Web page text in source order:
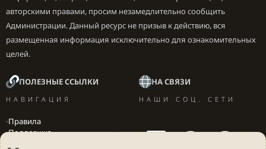
авторскими правами, просим незамедлительно сообщить
Администрации. Данный ресурс не призыв к действию, вся
размещенная информация исключительно для ознакомительных
целей.
ПОЛЕЗНЫЕ ССЫЛКИ
НАВИГАЦИЯ
Правила
Поддержка
НА СВЯЗИ
НАШИ СОЦ. СЕТИ